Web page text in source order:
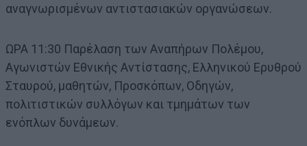
αναγνωρισμένων αντιστασιακών οργανώσεων.
ΩΡΑ 11:30 Παρέλαση των Αναπήρων Πολέμου,
Αγωνιστών Εθνικής Αντίστασης, Ελληνικού Ερυθρού
Σταυρού, μαθητών, Προσκόπων, Οδηγών,
πολιτιστικών συλλόγων και τμημάτων των
ενόπλων δυνάμεων.